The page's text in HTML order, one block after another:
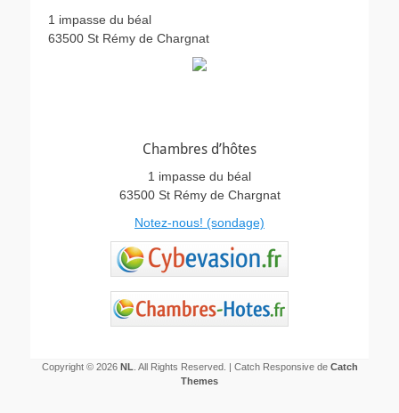
1 impasse du béal
63500 St Rémy de Chargnat
Chambres d’hôtes
1 impasse du béal
63500 St Rémy de Chargnat
Notez-nous! (sondage)
Copyright © 2026 NL . All Rights Reserved. | Catch Responsive de Catch
Themes